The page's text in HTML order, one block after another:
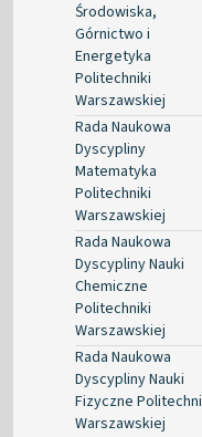
Środowiska,
Górnictwo i
Energetyka
Politechniki
Warszawskiej
Rada Naukowa
Dyscypliny
Matematyka
Politechniki
Warszawskiej
Rada Naukowa
Dyscypliny Nauki
Chemiczne
Politechniki
Warszawskiej
Rada Naukowa
Dyscypliny Nauki
Fizyczne
Warszawskiej